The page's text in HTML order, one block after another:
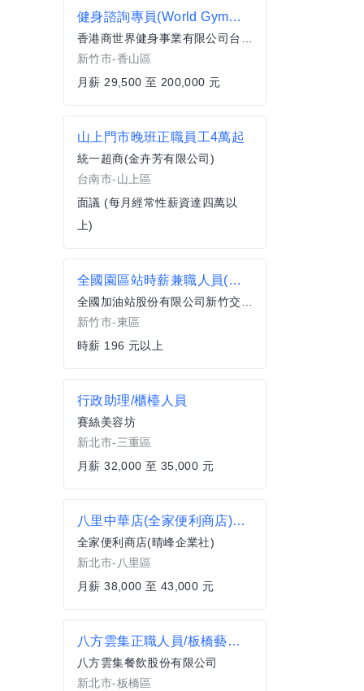
健身諮詢專員(World Gym新竹香山店)
香港商世界健身事業有限公司台灣分公司
新竹市-香山區
月薪 29,500 至 200,000 元
山上門市晚班正職員工4萬起
統一超商(金卉芳有限公司)
台南市-山上區
面議 (每月經常性薪資達四萬以
上)
全國園區站時薪兼職人員(時段可選)
全國加油站股份有限公司新竹交流道站
新竹市-東區
時薪 196 元以上
行政助理/櫃檯人員
賽絲美容坊
新北市-三重區
月薪 32,000 至 35,000 元
八里中華店(全家便利商店)專職大夜 薪40500元
全家便利商店(晴峰企業社)
新北市-八里區
月薪 38,000 至 43,000 元
八方雲集正職人員/板橋藝文店
八方雲集餐飲股份有限公司
新北市-板橋區